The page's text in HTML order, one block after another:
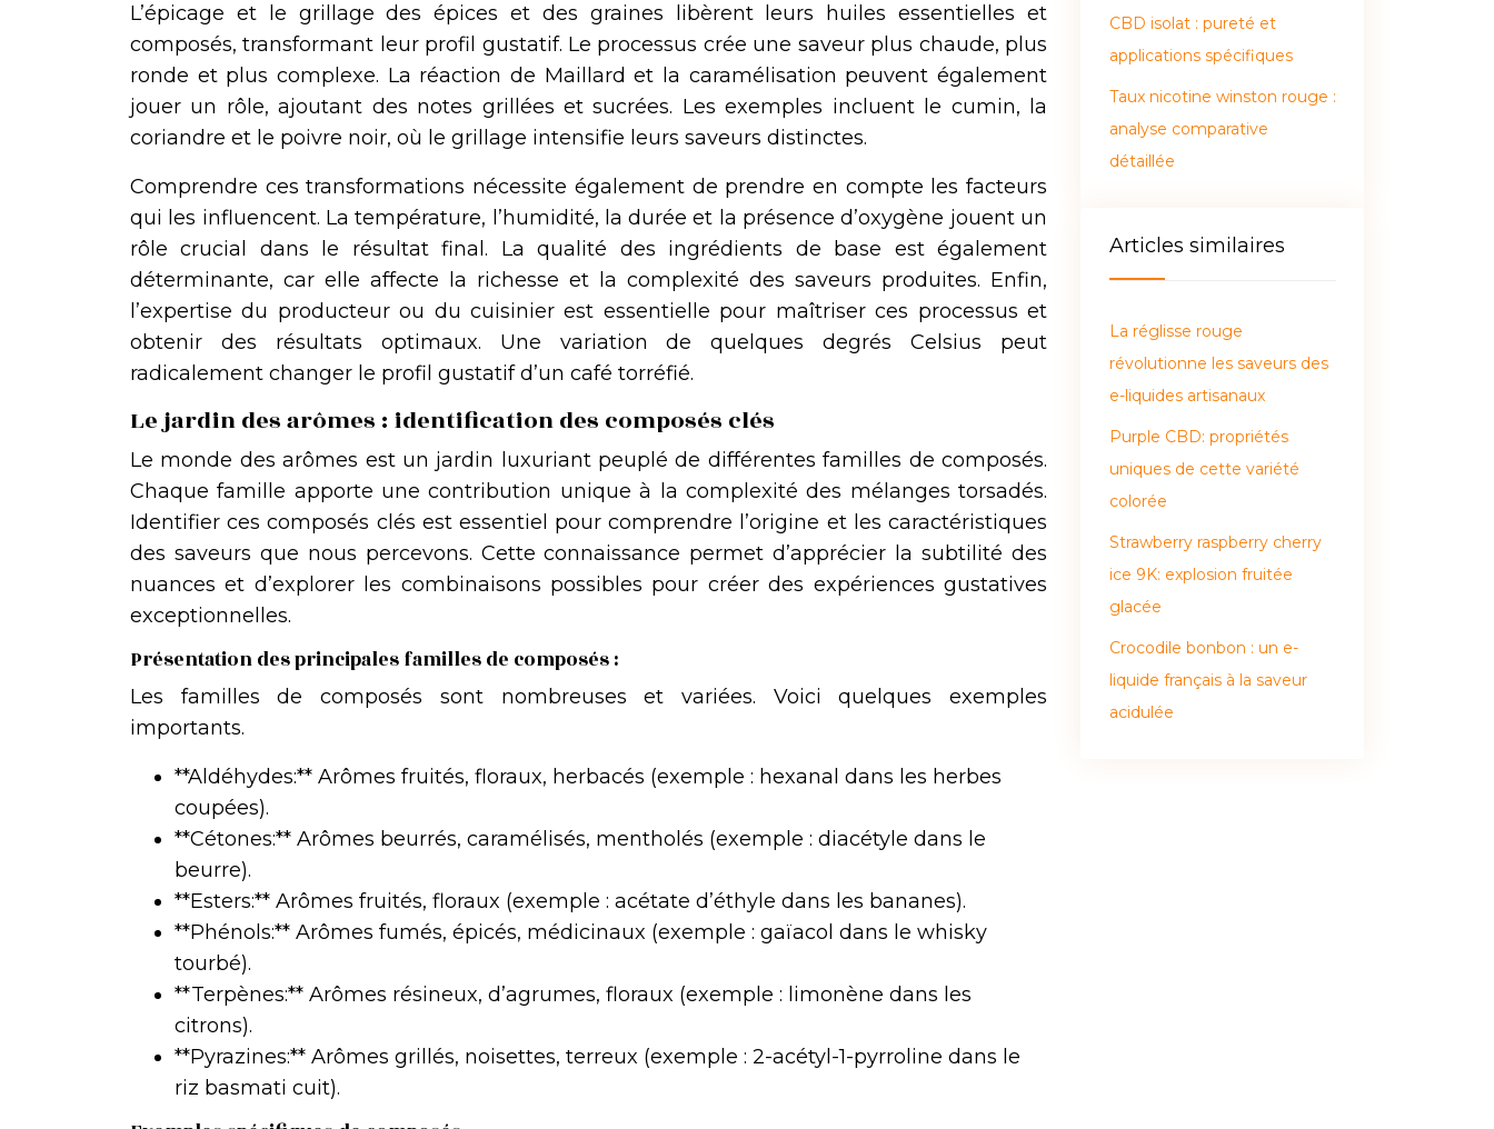
L’épicage et le grillage des épices et des graines libèrent leurs huiles essentielles et
composés, transformant leur profil gustatif. Le processus crée une saveur plus chaude, plus
ronde et plus complexe. La réaction de Maillard et la caramélisation peuvent également
jouer un rôle, ajoutant des notes grillées et sucrées. Les exemples incluent le cumin, la
coriandre et le poivre noir, où le grillage intensifie leurs saveurs distinctes.
Comprendre ces transformations nécessite également de prendre en compte les facteurs
qui les influencent. La température, l’humidité, la durée et la présence d’oxygène jouent un
rôle crucial dans le résultat final. La qualité des ingrédients de base est également
déterminante, car elle affecte la richesse et la complexité des saveurs produites. Enfin,
l’expertise du producteur ou du cuisinier est essentielle pour maîtriser ces processus et
obtenir des résultats optimaux. Une variation de quelques degrés Celsius peut
radicalement changer le profil gustatif d’un café torréfié.
Le jardin des arômes : identification des composés clés
Le monde des arômes est un jardin luxuriant peuplé de différentes familles de composés.
Chaque famille apporte une contribution unique à la complexité des mélanges torsadés.
Identifier ces composés clés est essentiel pour comprendre l’origine et les caractéristiques
des saveurs que nous percevons. Cette connaissance permet d’apprécier la subtilité des
nuances et d’explorer les combinaisons possibles pour créer des expériences gustatives
exceptionnelles.
Présentation des principales familles de composés :
Les familles de composés sont nombreuses et variées. Voici quelques exemples
importants.
**Aldéhydes:** Arômes fruités, floraux, herbacés (exemple : hexanal dans les herbes
coupées).
**Cétones:** Arômes beurrés, caramélisés, mentholés (exemple : diacétyle dans le
beurre).
**Esters:** Arômes fruités, floraux (exemple : acétate d’éthyle dans les bananes).
**Phénols:** Arômes fumés, épicés, médicinaux (exemple : gaïacol dans le whisky
tourbé).
**Terpènes:** Arômes résineux, d’agrumes, floraux (exemple : limonène dans les
citrons).
**Pyrazines:** Arômes grillés, noisettes, terreux (exemple : 2-acétyl-1-pyrroline dans le
riz basmati cuit).
CBD isolat : pureté et
applications spécifiques
Taux nicotine winston rouge :
analyse comparative
détaillée
Articles similaires
La réglisse rouge
révolutionne les saveurs des
e-liquides artisanaux
Purple CBD: propriétés
uniques de cette variété
colorée
Strawberry raspberry cherry
ice 9K: explosion fruitée
glacée
Crocodile bonbon : un e-
liquide français à la saveur
acidulée